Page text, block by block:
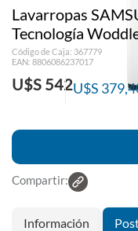
Lavarropas
Tecnología
Código de Caja: 367779
EAN: 8806086237017
U$S 542U$S
Compartir:
Información